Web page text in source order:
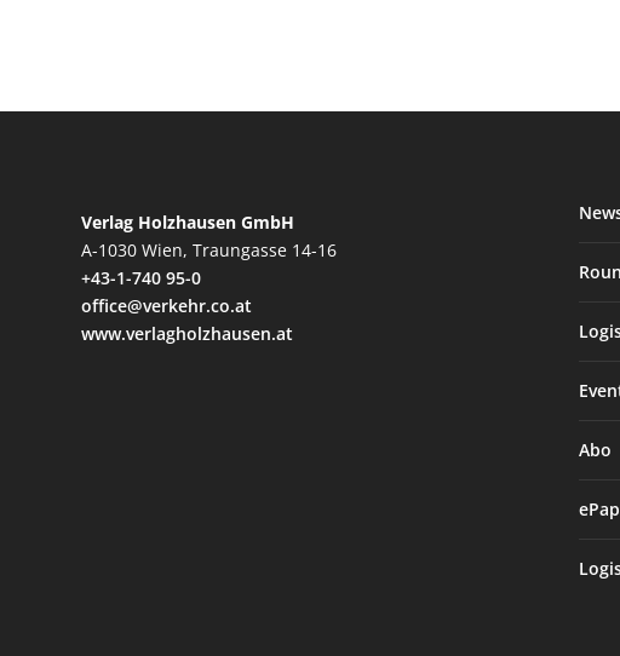
Verlag Holzhausen GmbH
A-1030 Wien, Traungasse 14-16
+43-1-740 95-0
office@verkehr.co.at
www.verlagholzhausen.at
Abo